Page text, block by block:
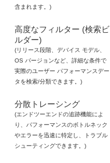
含まれます。)
高度なフィルター (検索ビ
ルダー)
(リリース段階、デバイス モデル、
OS バージョンなど、詳細な条件で
実際のユーザー パフォーマンスデー
タを検索/分類できます。)
分散トレーシング
(エンドツーエンドの追跡機能によ
り、パフォーマンスのボトルネック
やエラーを迅速に特定し、トラブル
シューティングできます。)